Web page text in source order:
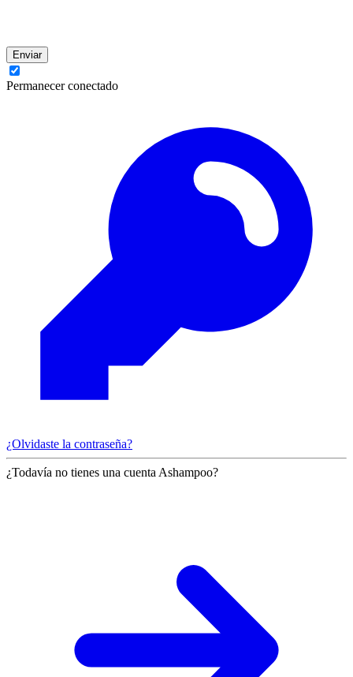
Enviar
Permanecer conectado
¿Olvidaste la contraseña?
¿Todavía no tienes una cuenta Ashampoo?